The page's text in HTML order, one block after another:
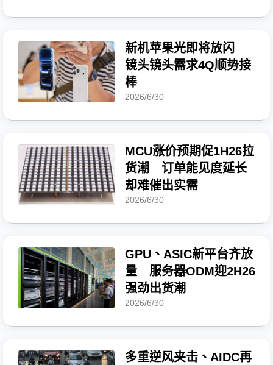
新机苹果光即将放闪
镜头镜头需求4Q顺势接
棒
2026/6/30
MCU涨价预期促1H26拉
货潮 订单能见度延长
却难催出实需
2026/6/30
GPU、ASIC新平台齐放
量 服务器ODM迎2H26
强劲出货潮
2026/6/30
多重逆风夹击、AIDC再